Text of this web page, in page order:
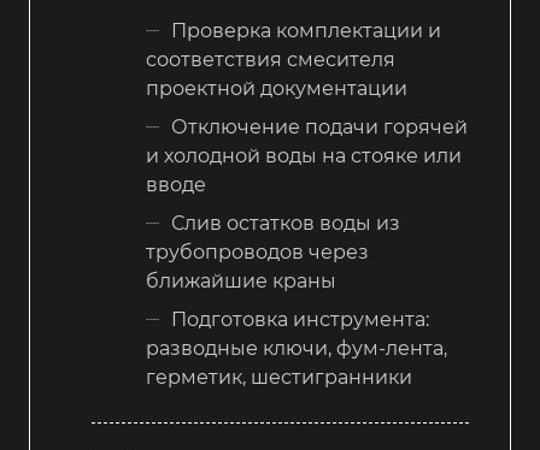
Проверка комплектации и
соответствия смесителя
проектной документации
Отключение подачи горячей
и холодной воды на стояке или
вводе
Слив остатков воды из
трубопроводов через
ближайшие краны
Подготовка инструмента:
разводные ключи, фум-лента,
герметик, шестигранники